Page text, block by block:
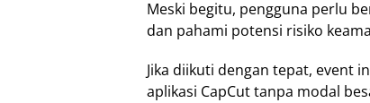
Meski begitu, pengguna perlu
dan pahami potensi risiko
Jika diikuti dengan tepat, event
aplikasi CapCut tanpa modal